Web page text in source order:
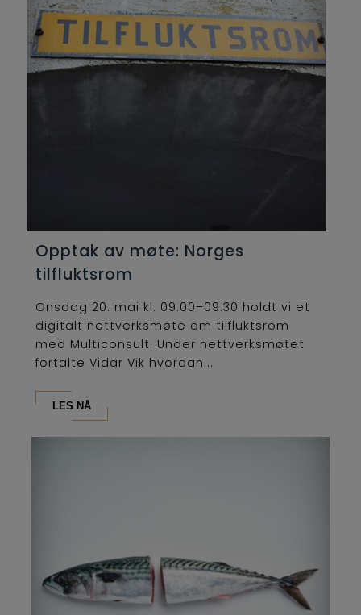
Opptak av møte: Norges
tilfluktsrom
Onsdag 20. mai kl. 09.00–09.30 holdt vi et
digitalt nettverksmøte om tilfluktsrom
med Multiconsult. Under nettverksmøtet
fortalte Vidar Vik hvordan...
LES NÅ